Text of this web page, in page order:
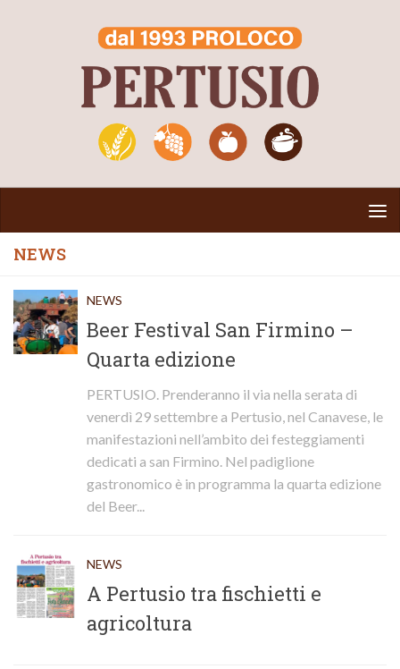
Salta al contenuto
NEWS
NEWS
Beer Festival San Firmino –
Quarta edizione
PERTUSIO. Prenderanno il via nella serata di
venerdì 29 settembre a Pertusio, nel Canavese, le
manifestazioni nell’ambito dei festeggiamenti
dedicati a san Firmino. Nel padiglione
gastronomico è in programma la quarta edizione
del Beer...
NEWS
A Pertusio tra fischietti e
agricoltura